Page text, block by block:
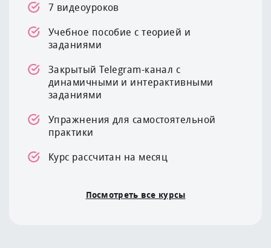
7 видеоуроков
Учебное пособие с теорией и
заданиями
Закрытый Telegram-канал с
динамичными и интерактивными
заданиями
Упражнения для самостоятельной
практики
Курс рассчитан на месяц
Посмотреть все курсы